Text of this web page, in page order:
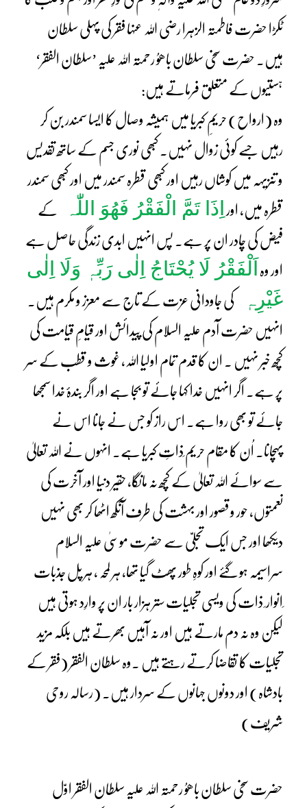
ٹکڑا حضرت فاطمتہ الزہرا رضی اللہ عنہا فقر کی پہلی سلطان
ہیں۔ حضرت سخی سلطان باھوُ رحمتہ اللہ علیہ ’سلطان الفقر‘
ہستیوں کے متعلق فرماتے ہیں:
وہ (ارواح) حریمِ کبریا میں ہمیشہ وصال کا ایسا سمندر بن کر
رہیں جسے کوئی زوال نہیں۔ کبھی نوری جسم کے ساتھ تقدیس
و تنزیہہ میں کوشاں رہیں اور کبھی قطرہ سمندر میں اور کبھی سمندر
قطرہ میں، اور اِذَا تَمَّ الْفَقْرُ فَھُوَ اللّٰہ کے
فیض کی چادر ان پر ہے۔ پس انہیں ابدی زندگی حاصل ہے
اور وہ
اَلْفَقْرُ لَا یُحْتَاجُ اِلٰی رَبِّہٖ وَلَا اِلٰی
غَیْرِہٖکی جاودانی عزت کے تاج سے معزز و مکرم ہیں۔
انہیں حضرت آدم علیہ السلام کی پیدائش اور قیامِ قیامت کی
کچھ خبر نہیں ۔ ان کا قدم تمام اولیا اللہ، غوث و قطب کے سر
پر ہے۔ اگر انہیں خدا کہا جائے تو بجا ہے اور اگر بندۂ خدا سمجھا
جائے تو بھی روا ہے۔ اس راز کو جس نے جانا اس نے
پہچانا۔ اُن کا مقام حریم ِذاتِ کبریا ہے۔ انہوں نے اللہ تعالیٰ
سے سوائے اللہ تعالیٰ کے کچھ نہ مانگا، حقیر دنیا اور آخرت کی
نعمتوں، حور و قصور اور بہشت کی طرف آنکھ اٹھا کر بھی نہیں
دیکھا اور جس ایک تجلیّ سے حضرت موسیٰ علیہ السلام
سراسیمہ ہو گئے اور کوہِ طور پھٹ گیا تھا، ہر لمحہ ، ہر پل جذبات
ِانوار ِ ذات کی ویسی تجلیات ستر ہزار بار ان پر وارِد ہوتی ہیں
لیکن وہ نہ دم مارتے ہیں اور نہ آہیں بھرتے ہیں بلکہ مزید
تجلیات کا تقاضا کرتے رہتے ہیں ۔وہ سلطان الفقر (فقر کے
بادشاہ) اور دونوں جہانوں کے سردار ہیں۔ (رسالہ روحی
شریف)
حضرت سخی سلطان باھوُ رحمتہ اللہ علیہ سلطان الفقر اوّل